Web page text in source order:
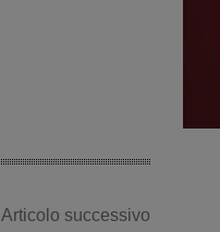
Articolo successivo